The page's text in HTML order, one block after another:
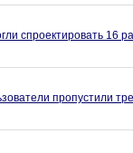
спроектировать 16
пропустили